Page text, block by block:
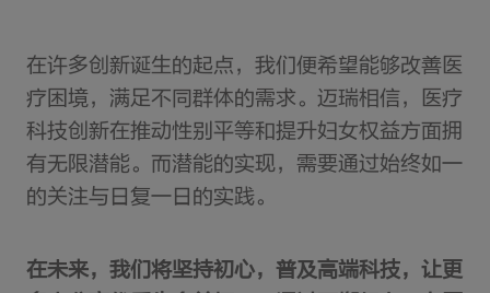
在许多创新诞生的起点，我们便希望能够改善医
疗困境，满足不同群体的需求。迈瑞相信，医疗
科技创新在推动性别平等和提升妇女权益方面拥
有无限潜能。而潜能的实现，需要通过始终如一
的关注与日复一日的实践。
在未来，我们将坚持初心，普及高端科技，让更